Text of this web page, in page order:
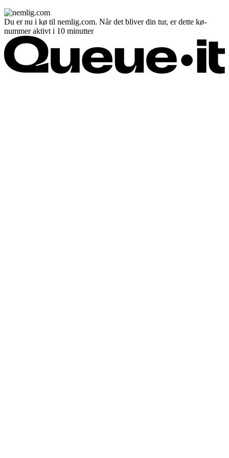
Du er nu i kø til nemlig.com. Når det bliver din tur, er dette kø-
nummer aktivt i 10 minutter